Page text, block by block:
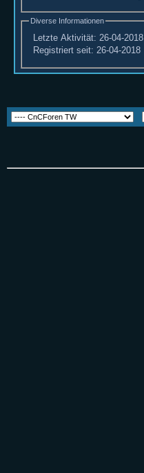
Diverse Informationen
Letzte Aktivität: 26-04-2018
Registriert seit: 26-04-2018